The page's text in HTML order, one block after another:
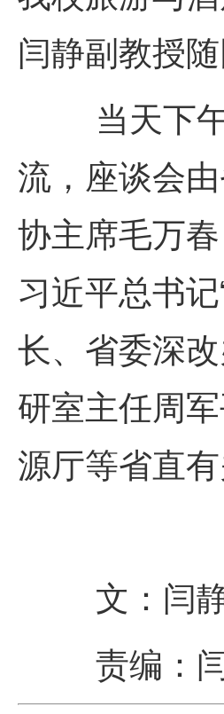
闫静副教授随
当天下午
流，座谈会
协主席毛万
习近平总书
长、省委深
研室主任周
源厅等省直
文：闫
责编：